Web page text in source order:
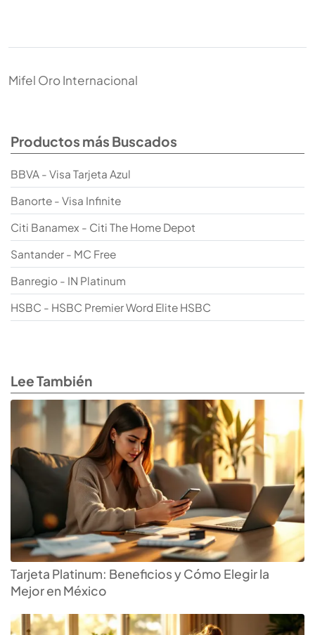
Mifel Oro Internacional
Productos más Buscados
BBVA - Visa Tarjeta Azul
Banorte - Visa Infinite
Citi Banamex - Citi The Home Depot
Santander - MC Free
Banregio - IN Platinum
HSBC - HSBC Premier Word Elite HSBC
Lee También
Tarjeta Platinum: Beneficios y Cómo Elegir la
Mejor en México